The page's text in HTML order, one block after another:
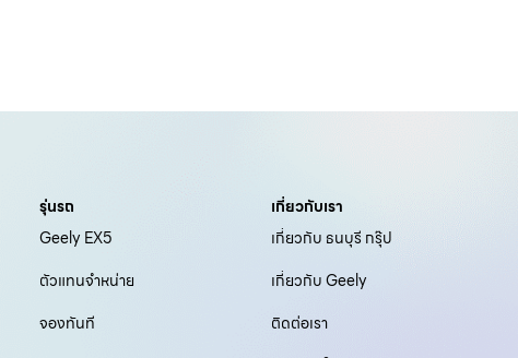
รุ่นรถ
Geely EX5
ตัวแทนจำหน่าย
จองทันที
เกี่ยวกับเรา
เกี่ยวกับ ธนบุรี กรุ๊ป
เกี่ยวกับ Geely
ติดต่อเรา